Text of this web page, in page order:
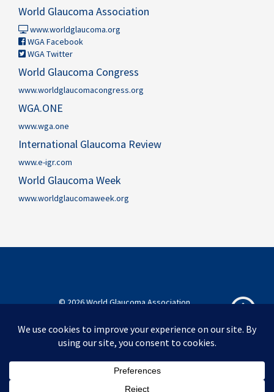
World Glaucoma Association
www.worldglaucoma.org
WGA Facebook
WGA Twitter
World Glaucoma Congress
www.worldglaucomacongress.org
WGA.ONE
www.wga.one
International Glaucoma Review
www.e-igr.com
World Glaucoma Week
www.worldglaucomaweek.org
© 2026 World Glaucoma Association
Makluman Penafian
Penghargaan Hubungi
Telugu